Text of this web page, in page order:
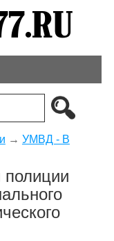
→ УМВД - В
полиции